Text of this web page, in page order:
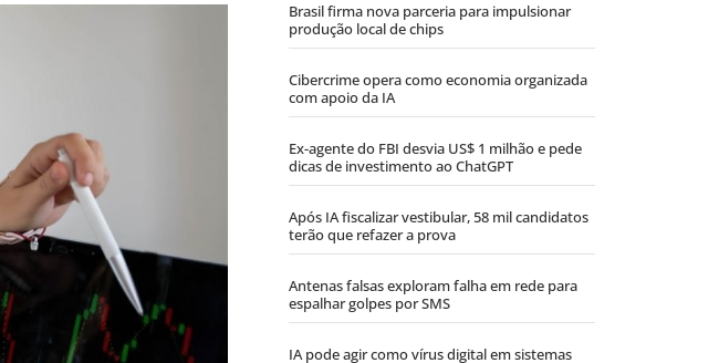
Brasil firma nova parceria para impulsionar
produção local de chips
Cibercrime opera como economia organizada
com apoio da IA
Ex-agente do FBI desvia US$ 1 milhão e pede
dicas de investimento ao ChatGPT
Após IA fiscalizar vestibular, 58 mil candidatos
terão que refazer a prova
Antenas falsas exploram falha em rede para
espalhar golpes por SMS
IA pode agir como vírus digital em sistemas